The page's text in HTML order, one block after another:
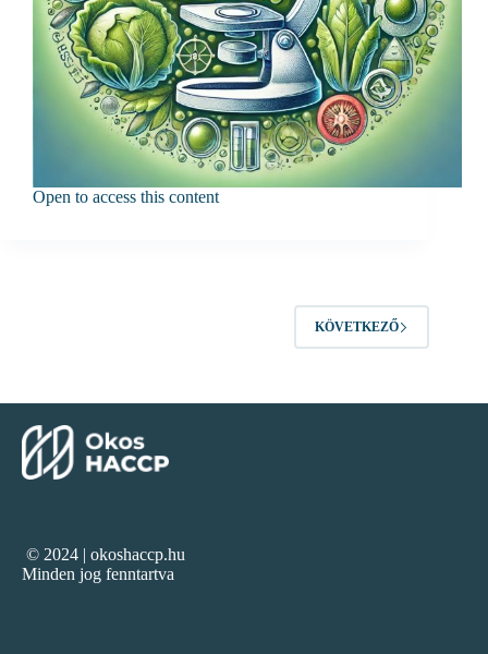
Open to access this content
KÖVETKEZŐ
© 2024 | okoshaccp.hu
Minden jog fenntartva